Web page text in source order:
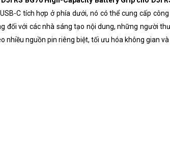
C tích hợp ở phía dưới, nó có thể cung cấp
đối với các nhà sáng tạo nội dung, những người
nhiều nguồn pin riêng biệt, tối ưu hóa không gian